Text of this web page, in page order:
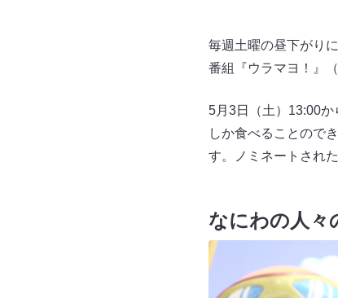
毎週土曜の昼下がり
番組『ウラマヨ！』
5月3日（土）13:00か
しか食べることので
す。ノミネートされ
なにわの人々